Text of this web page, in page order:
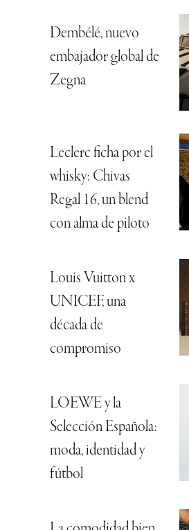
Dembélé, nuevo
embajador global de
Zegna
Leclerc ficha por el
whisky: Chivas
Regal 16, un blend
con alma de piloto
Louis Vuitton x
UNICEF, una
década de
compromiso
LOEWE y la
Selección Española:
moda, identidad y
fútbol